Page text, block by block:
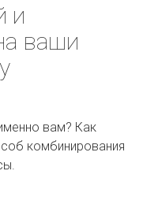
и
ваши
вам? Как
комбинирования